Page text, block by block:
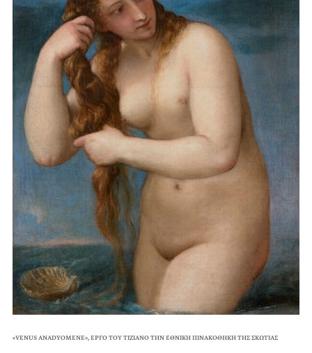
«VENUS ANADYOMENE», ΕΡΓΟ ΤΟΥ TIZIANO ΤΗΝ ΕΘΝΙΚΗ ΠΙΝΑΚΟΘΗΚΗ ΤΗΣ ΣΚΩΤΙΑΣ